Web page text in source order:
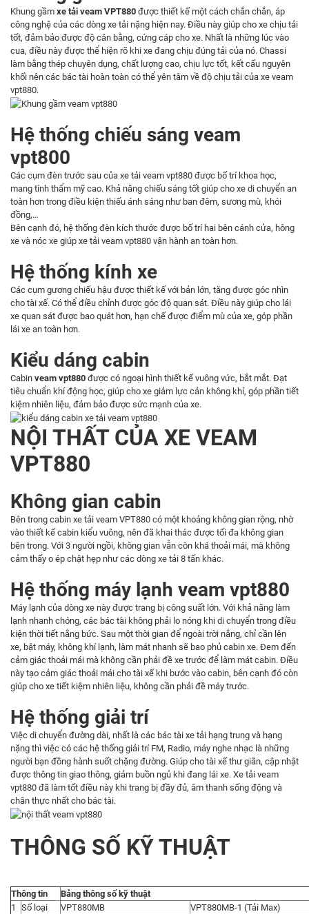
Khung gầm xe tải veam VPT880 được thiết kế một cách chắn chắn, áp
công nghệ của các dòng xe tải nặng hiện nay. Điều này giúp cho xe chịu tải
tốt, đảm bảo được độ cân bằng, cứng cáp cho xe. Nhất là những lúc vào
cua, điều này được thể hiện rõ khi xe đang chịu đúng tải của nó. Chassi
làm bằng thép chuyên dụng, chất lượng cao, chịu lực tốt, kết cấu nguyên
khối nên các bác tài hoàn toàn có thể yên tâm về độ chịu tải của xe veam
vpt880.
Hệ thống chiếu sáng veam
vpt800
Các cụm đèn trước sau của xe tải veam vpt880 được bố trí khoa học,
mang tính thẩm mỹ cao. Khả năng chiếu sáng tốt giúp cho xe di chuyển an
toàn hơn trong điều kiện thiếu ánh sáng như ban đêm, sương mù, khói
đồng,…
Bên cạnh đó, hệ thống đèn kích thước được bố trí hai bên cánh cửa, hông
xe và nóc xe giúp xe tải veam vpt880 vận hành an toàn hơn.
Hệ thống kính xe
Các cụm gương chiếu hậu được thiết kế với bản lớn, tăng được góc nhìn
cho tài xế. Có thể điều chỉnh được góc độ quan sát. Điều này giúp cho lái
xe quan sát được bao quát hơn, hạn chế được điểm mù của xe, góp phần
lái xe an toàn hơn.
Kiểu dáng cabin
Cabin veam vpt880 được có ngoại hình thiết kế vuông vức, bắt mắt. Đạt
tiêu chuẩn khí động học, giúp cho xe giảm lực cản không khí, góp phần tiết
kiệm nhiên liệu, đảm bảo được sức mạnh của xe.
NỘI THẤT CỦA XE VEAM
VPT880
Không gian cabin
Bên trong cabin xe tải veam VPT880 có một khoảng không gian rộng, nhờ
vào thiết kế cabin kiểu vuông, nên đã khai thác được tối đa không gian
bên trong. Với 3 người ngồi, không gian vẫn còn khá thoải mái, mà không
cảm thấy o ép chật hẹp như các dòng xe tải 8 tấn khác.
Hệ thống máy lạnh veam vpt880
Máy lạnh của dòng xe này được trang bị công suất lớn. Với khả năng làm
lạnh nhanh chóng, các bác tài không phải lo nóng khi di chuyển trong điều
kiện thời tiết nắng bức. Sau một thời gian để ngoài trời nắng, chỉ cần lên
xe, bật máy, không khí lạnh, làm mát nhanh sẽ bao phủ cabin xe. Đem đến
cảm giác thoải mái mà không cần phải đề xe trước để làm mát cabin. Điều
này tạo cảm giác thoải mái cho tài xế khi bước vào cabin, bên cạnh đó còn
giúp cho xe tiết kiệm nhiên liệu, không cần phải đề máy trước.
Hệ thống giải trí
Việc di chuyển đường dài, nhất là các bác tài xe tải hạng trung và hạng
nặng thì việc có các hệ thống giải trí FM, Radio, máy nghe nhạc là những
người bạn đồng hành suốt chặng đường. Giúp cho tài xế thư giãn, cập nhật
được thông tin giao thông, giảm buồn ngủ khi đang lái xe. Xe tải veam
vpt880 đã làm tốt điều này khi trang bị đầy đủ, âm thanh sống động và
chân thực nhất cho bác tài.
THÔNG SỐ KỸ THUẬT
Thông tin
Bảng thông số kỹ thuật
1
Số loại VPT880MB VPT880MB-1 (Tải Max)